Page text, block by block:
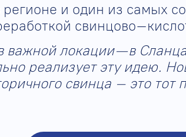
и один из самых
локации — в
реализует эту идею.
свинца – это тот